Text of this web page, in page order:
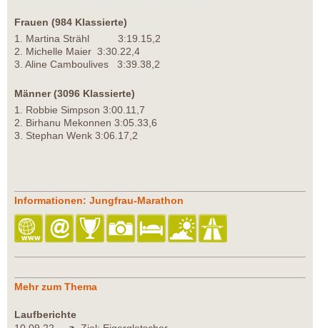
Frauen (984 Klassierte)
1. Martina Strähl 3:19.15,2
2. Michelle Maier 3:30.22,4
3. Aline Camboulives 3:39.38,2
Männer (3096 Klassierte)
1. Robbie Simpson 3:00.11,7
2. Birhanu Mekonnen 3:05.33,6
3. Stephan Wenk 3:06.17,2
Informationen: Jungfrau-Marathon
Mehr zum Thema
Laufberichte